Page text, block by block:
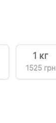
1 кг
1525 грн